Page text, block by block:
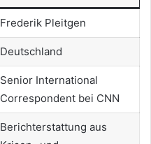
Frederik Pleitgen
Deutschland
Senior International
Correspondent bei CNN
Berichterstattung aus